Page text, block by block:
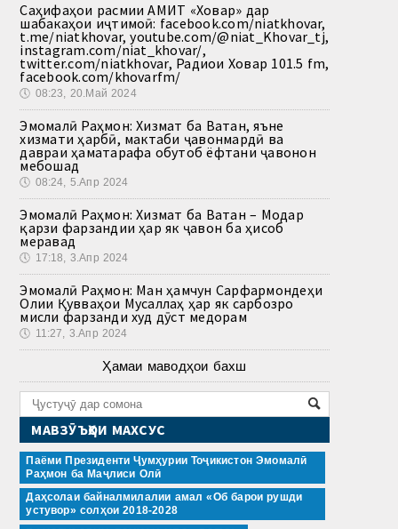
Саҳифаҳои расмии АМИТ «Ховар» дар
шабакаҳои иҷтимоӣ: facebook.com/niatkhovar,
t.me/niatkhovar, youtube.com/@niat_Khovar_tj,
instagram.com/niat_khovar/,
twitter.com/niatkhovar, Радиои Ховар 101.5 fm,
facebook.com/khovarfm/
🕔 08:23, 20.Май 2024
Эмомалӣ Раҳмон: Хизмат ба Ватан, яъне
хизмати ҳарбӣ, мактаби ҷавонмардӣ ва
давраи ҳаматарафа обутоб ёфтани ҷавонон
мебошад
🕔 08:24, 5.Апр 2024
Эмомалӣ Раҳмон: Хизмат ба Ватан – Модар
қарзи фарзандии ҳар як ҷавон ба ҳисоб
меравад
🕔 17:18, 3.Апр 2024
Эмомалӣ Раҳмон: Ман ҳамчун Сарфармондеҳи
Олии Қувваҳои Мусаллаҳ ҳар як сарбозро
мисли фарзанди худ дӯст медорам
🕔 11:27, 3.Апр 2024
Ҳамаи маводҳои бахш
МАВЗӮЪҲОИ МАХСУС
Паёми Президенти Ҷумҳурии Тоҷикистон Эмомалӣ
Раҳмон ба Маҷлиси Олӣ
Даҳсолаи байналмилалии амал «Об барои рушди
устувор» солҳои 2018-2028